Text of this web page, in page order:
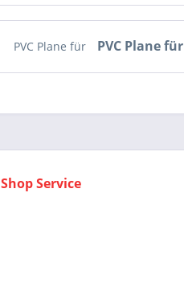
PVC Plane für PVC Plane für
Shop Service